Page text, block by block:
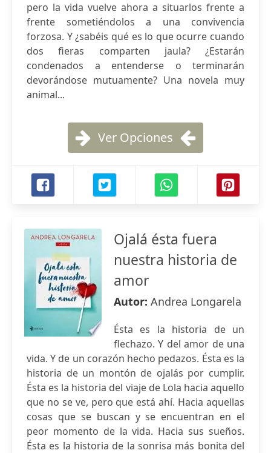
pero la vida vuelve ahora a situarlos frente a
frente sometiéndolos a una convivencia
forzosa. Y ¿sabéis qué es lo que ocurre cuando
dos fieras comparten jaula? ¿Estarán
condenados a entenderse o terminarán
devorándose mutuamente? Una novela muy
animal...
Ver Opciones
Ojalá ésta fuera
nuestra historia de
amor
Autor: Andrea Longarela
Ésta es la historia de un
flechazo. Y del amor de una
vida. Y de un corazón hecho pedazos. Ésta es la
historia de un montón de ojalás por cumplir.
Ésta es la historia del viaje de Lola hacia aquello
que no se ve, pero que está ahí. Hacia aquellas
cosas que se buscan y se encuentran en el
peor momento de la vida. Hacia sus sueños.
Ésta es la historia de la sonrisa más bonita del